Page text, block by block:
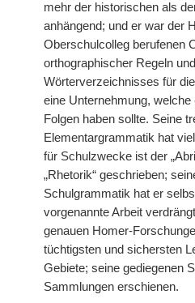
mehr der historischen als
anhängend; und er war der
Oberschulcolleg berufenen
orthographischer Regeln
Wörterverzeichnisses für
eine Unternehmung,
Folgen haben sollte. Seine
Elementargrammatik hat
für Schulzwecke ist der
„Rhetorik“ geschrieben;
Schulgrammatik hat er
vorgenannte Arbeit
genauen Homer-
tüchtigsten und sichersten
Gebiete; seine gediegenen
Sammlungen erschienen.